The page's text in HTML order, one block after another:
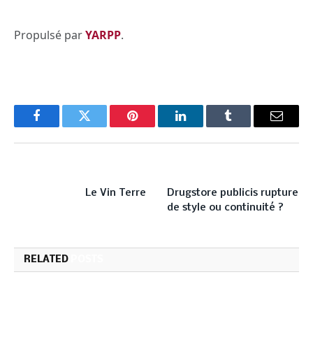
Propulsé parYARPP.
FacebookTwitter Pinterest LinkedInTumblr Email
Le Vin Terre
Drugstore publicis rupture
de style ou continuité ?
RELATED